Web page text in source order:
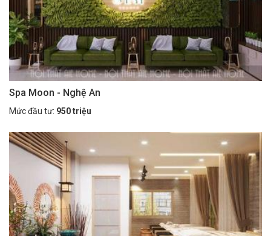
Spa Moon - Nghệ An
Mức đầu tư: 950 triệu